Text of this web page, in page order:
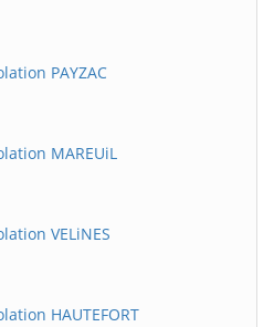
PAYZAC
MAREUiL
VELiNES
HAUTEFORT